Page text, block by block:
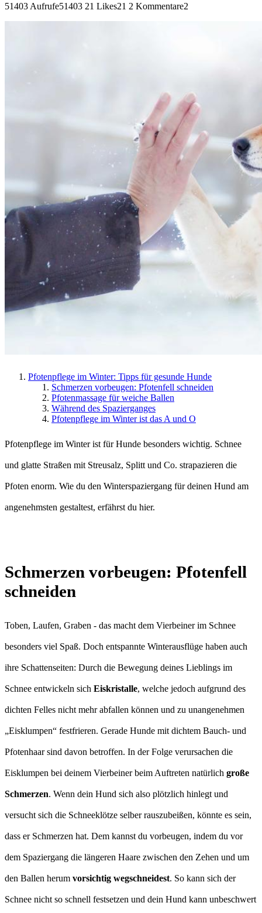
51403 Aufrufe51403 21 Likes21 2 Kommentare2
Pfotenpflege im Winter: Tipps für gesunde Hunde
Schmerzen vorbeugen: Pfotenfell schneiden
Pfotenmassage für weiche Ballen
Während des Spazierganges
Pfotenpflege im Winter ist das A und O
Pfotenpflege im Winter ist für Hunde besonders wichtig. Schnee
und glatte Straßen mit Streusalz, Splitt und Co. strapazieren die
Pfoten enorm. Wie du den Winterspaziergang für deinen Hund am
angenehmsten gestaltest, erfährst du hier.
Schmerzen vorbeugen: Pfotenfell
schneiden
Toben, Laufen, Graben - das macht dem Vierbeiner im Schnee
besonders viel Spaß. Doch entspannte Winterausflüge haben auch
ihre Schattenseiten: Durch die Bewegung deines Lieblings im
Schnee entwickeln sich Eiskristalle, welche jedoch aufgrund des
dichten Felles nicht mehr abfallen können und zu unangenehmen
„Eisklumpen“ festfrieren. Gerade Hunde mit dichtem Bauch- und
Pfotenhaar sind davon betroffen. In der Folge verursachen die
Eisklumpen bei deinem Vierbeiner beim Auftreten natürlich große
Schmerzen. Wenn dein Hund sich also plötzlich hinlegt und
versucht sich die Schneeklötze selber rauszubeißen, könnte es sein,
dass er Schmerzen hat. Dem kannst du vorbeugen, indem du vor
dem Spaziergang die längeren Haare zwischen den Zehen und um
den Ballen herum vorsichtig wegschneidest. So kann sich der
Schnee nicht so schnell festsetzen und dein Hund kann unbeschwert